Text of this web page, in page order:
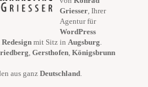
Griesser, Ihrer
Agentur für
WordPress
mit Sitz in Augsburg
Gersthofen, Königsbrunn
aus ganz Deutschland.